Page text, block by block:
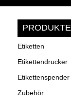
PRODUKTE
Etiketten
Etikettendrucker
Etikettenspender
Zubehör